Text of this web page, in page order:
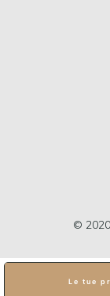
© 2020
Le tue